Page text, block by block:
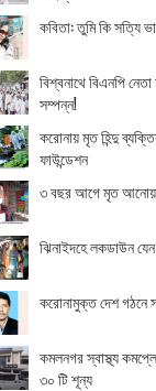
ভ্যাকসিনের তথ্য
যুক্তরাজ্যে
দেশে গত ২৪ ঘন্টায়
মাধবপুরে
শরীরে ইউরিক অ্যাসিড
করোনায় পররাষ্ট্রমন্ত্রী
দেশে করোনায় নতুন
২২৩০
কবিতা: তুমি কি সত্যি
বিশ্বনাথে বিএনপি
সম্পন্ন!
করোনায় মৃত হিন্দু
ফাউন্ডেশন
৩ বছর আগে মৃত
ঝিনাইদহে লকডাউন
করোনামুক্ত দেশ গঠনে
কমলনগর স্বাস্থ্য
৩০ টি শূন্য